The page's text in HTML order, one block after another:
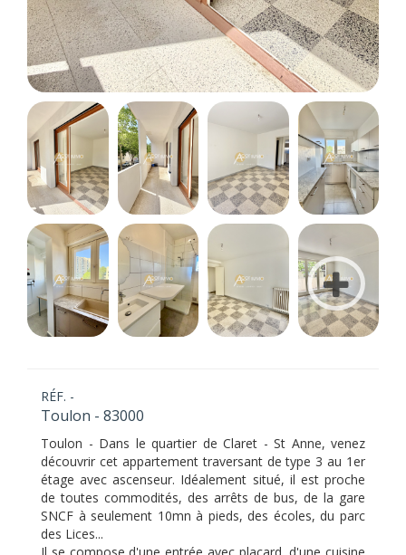
RÉF. -
Toulon - 83000
Toulon - Dans le quartier de Claret - St Anne, venez
découvrir cet appartement traversant de type 3 au 1er
étage avec ascenseur. Idéalement situé, il est proche
de toutes commodités, des arrêts de bus, de la gare
SNCF à seulement 10mn à pieds, des écoles, du parc
des Lices...